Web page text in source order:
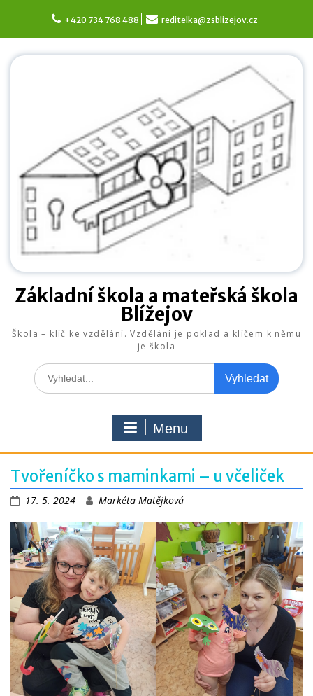
content
+420 734 768 488 reditelka@zsblizejov.cz
Základní škola a mateřská škola
Blížejov
Škola – klíč ke vzdělání. Vzdělání je poklad a klíčem k němu
je škola
Search
for:
Menu
Tvořeníčko s maminkami – u včeliček
17. 5. 2024 Markéta Matějková